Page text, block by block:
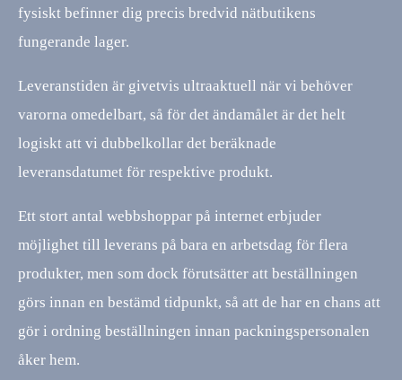
fysiskt befinner dig precis bredvid nätbutikens
fungerande lager.
Leveranstiden är givetvis ultraaktuell när vi behöver
varorna omedelbart, så för det ändamålet är det helt
logiskt att vi dubbelkollar det beräknade
leveransdatumet för respektive produkt.
Ett stort antal webbshoppar på internet erbjuder
möjlighet till leverans på bara en arbetsdag för flera
produkter, men som dock förutsätter att beställningen
görs innan en bestämd tidpunkt, så att de har en chans att
gör i ordning beställningen innan packningspersonalen
åker hem.